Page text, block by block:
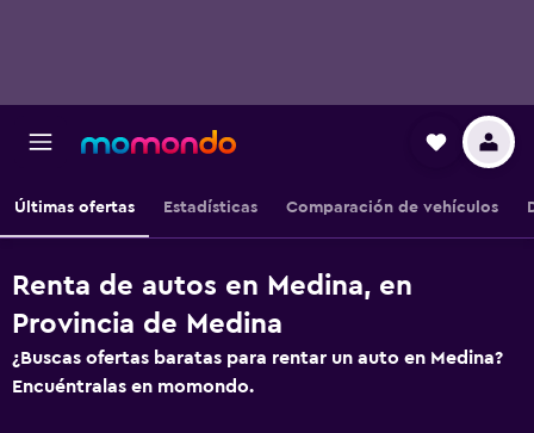
Últimas ofertas Estadísticas Comparación de vehículos
Renta de autos en Medina, en
Provincia de Medina
¿Buscas ofertas baratas para rentar un auto en Medina?
Encuéntralas en momondo.